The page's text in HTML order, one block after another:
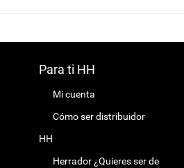
Para ti HH
Mi cuenta
Cómo ser distribuidor
HH
Herrador ¿Quieres ser de